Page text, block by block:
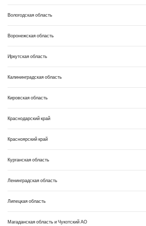
Вологодская область
Воронежская область
Иркутская область
Калининградская область
Кировская область
Краснодарский край
Красноярский край
Курганская область
Ленинградская область
Липецкая область
Магаданская область и Чукотский АО